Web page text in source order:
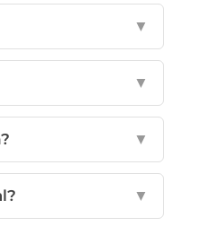
▼
▼
▼
▼